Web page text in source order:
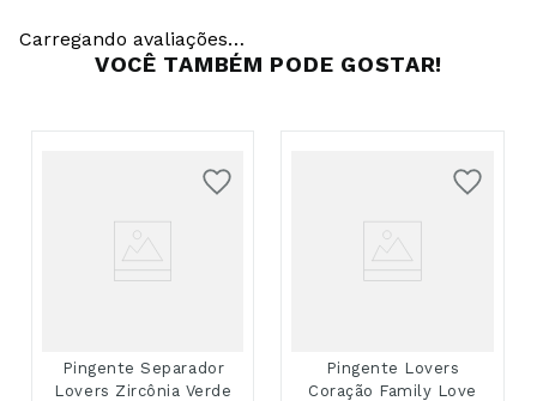
Carregando avaliações…
VOCÊ TAMBÉM PODE GOSTAR!
Pingente Separador
Lovers Zircônia Verde
Pingente Lovers
Coração Family Love